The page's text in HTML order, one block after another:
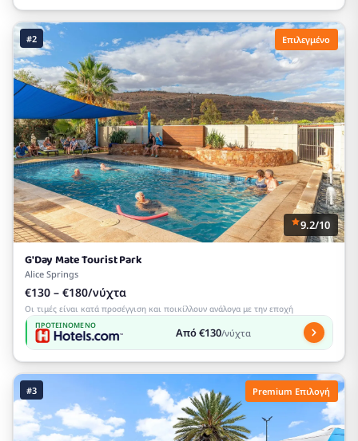
#2 Επιλεγμένο
9.2/10
G'Day Mate Tourist Park
Alice Springs
€130 – €180/νύχτα
Οι τιμές είναι κατά προσέγγιση και ποικίλλουν ανάλογα με την εποχή
ΠΡΟΤΕΙΝΌΜΕΝΟ Από €130/νύχτα
#3 Premium Επιλογή